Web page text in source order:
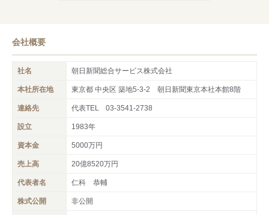
会社概要
社名 朝日新聞総合サービス株式会社
本社所在地 東京都 中央区 築地5-3-2 朝日新聞東京本社本館8階
連絡先 代表TEL 03-3541-2738
設立 1983年
資本金 5000万円
売上高 20億8520万円
代表者名 仁科 恭輔
株式公開 非公開